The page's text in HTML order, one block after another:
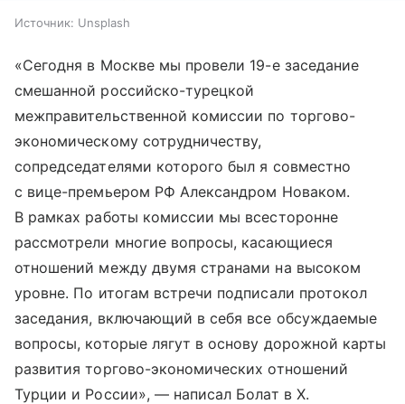
Источник: Unsplash
«Сегодня в Москве мы провели 19-е заседание
смешанной российско-турецкой
межправительственной комиссии по торгово-
экономическому сотрудничеству,
сопредседателями которого был я совместно
с вице-премьером РФ Александром Новаком.
В рамках работы комиссии мы всесторонне
рассмотрели многие вопросы, касающиеся
отношений между двумя странами на высоком
уровне. По итогам встречи подписали протокол
заседания, включающий в себя все обсуждаемые
вопросы, которые лягут в основу дорожной карты
развития торгово-экономических отношений
Турции и России», — написал Болат в Х.